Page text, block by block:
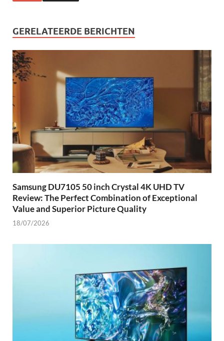
GERELATEERDE BERICHTEN
Samsung DU7105 50 inch Crystal 4K UHD TV
Review: The Perfect Combination of Exceptional
Value and Superior Picture Quality
18/07/2026